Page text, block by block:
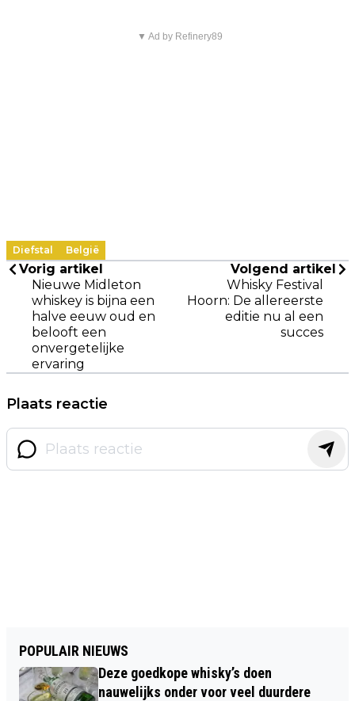
▼ Ad by Refinery89
Diefstal België
Vorig artikel
Nieuwe Midleton
whiskey is bijna een
halve eeuw oud en
belooft een
onvergetelijke
ervaring
Volgend artikel
Whisky Festival
Hoorn: De allereerste
editie nu al een
succes
Plaats reactie
POPULAIR NIEUWS
Deze goedkope whisky’s doen
nauwelijks onder voor veel duurdere